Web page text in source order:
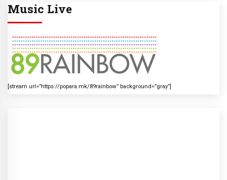
Music Live
[stream url=”https://popara.mk/89rainbow” background=”gray”]